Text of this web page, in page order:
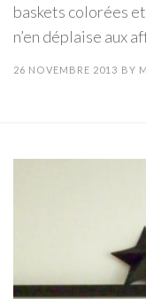
baskets colorées
n’en déplaise aux
26 NOVEMBRE 2013 BY